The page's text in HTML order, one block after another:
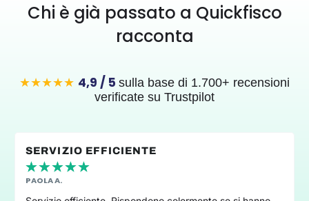
Chi è già passato a Quickfisco
racconta
★★★★★ 4,9 / 5 sulla base di 1.700+ recensioni
verificate su Trustpilоt
TEAM DI PROFESSIONISTI SEMPRE AL MIO
FIANCO
★★★
MASSIMILIANO N.